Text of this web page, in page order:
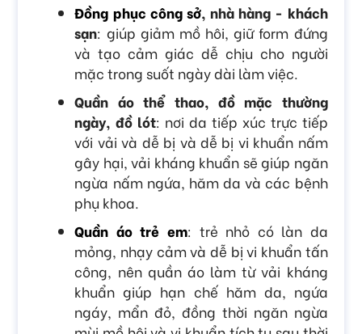
Đồng phục công sở, nhà hàng - khách
sạn: giúp giảm mồ hôi, giữ form đứng
và tạo cảm giác dễ chịu cho người
mặc trong suốt ngày dài làm việc.
Quần áo thể thao, đồ mặc thường
ngày, đồ lót: nơi da tiếp xúc trực tiếp
với vải và dễ bị và dễ bị vi khuẩn nấm
gây hại, vải kháng khuẩn sẽ giúp ngăn
ngừa nấm ngứa, hăm da và các bệnh
phụ khoa.
Quần áo trẻ em: trẻ nhỏ có làn da
mỏng, nhạy cảm và dễ bị vi khuẩn tấn
công, nên quần áo làm từ vải kháng
khuẩn giúp hạn chế hăm da, ngứa
ngáy, mẩn đỏ, đồng thời ngăn ngừa